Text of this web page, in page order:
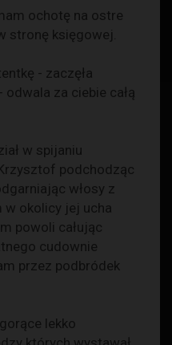
ochotę na ostre
stronę księgowej.
- zaczęła
za ciebie całą
w spijaniu
podchodząc
włosy z
w okolicy jej ucha
powoli całując
cudownie
przez podbródek
lekko